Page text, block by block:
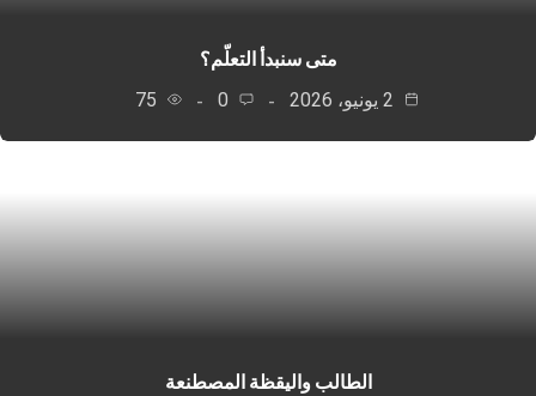
متى سنبدأ التعلّم؟
0
75
الطالب واليقظة المصطنعة